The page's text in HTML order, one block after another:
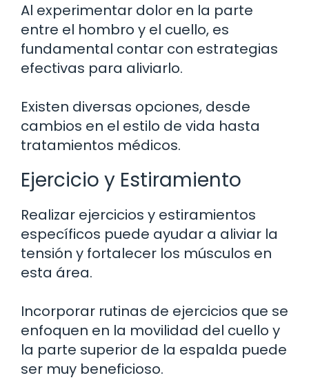
Al experimentar dolor en la parte
entre el hombro y el cuello, es
fundamental contar con estrategias
efectivas para aliviarlo.
Existen diversas opciones, desde
cambios en el estilo de vida hasta
tratamientos médicos.
Ejercicio y Estiramiento
Realizar ejercicios y estiramientos
específicos puede ayudar a aliviar la
tensión y fortalecer los músculos en
esta área.
Incorporar rutinas de ejercicios que se
enfoquen en la movilidad del cuello y
la parte superior de la espalda puede
ser muy beneficioso.